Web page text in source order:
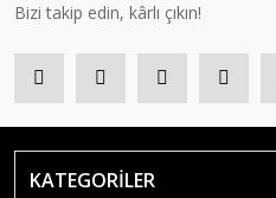
Bizi takip edin, kârlı çıkın!
KATEGORİLER